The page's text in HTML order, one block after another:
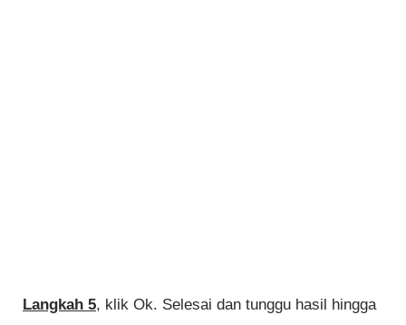
Langkah 5, klik Ok. Selesai dan tunggu hasil hingga